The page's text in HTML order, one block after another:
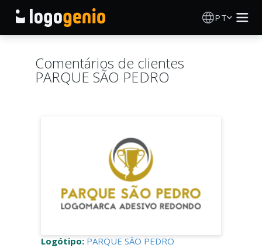
PT
Gerador de logótipos IA
Produtos impressos
Comentários de clientes
PARQUE SÃO PEDRO
Logótipo: PARQUE SÃO PEDRO